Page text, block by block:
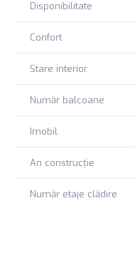
Disponibilitate
Confort
Stare interior
Număr balcoane
Imobil
An construcție
Număr etaje clădire